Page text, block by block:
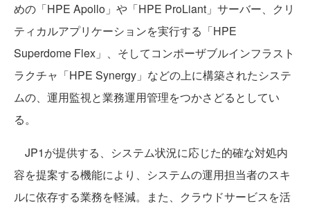
めの「HPE Apollo」や「HPE ProLiant」サーバー、クリ
ティカルアプリケーションを実行する「HPE
Superdome Flex」、そしてコンポーザブルインフラスト
ラクチャ「HPE Synergy」などの上に構築されたシステ
ムの、運用監視と業務運用管理をつかさどるとしてい
る。
JP1が提供する、システム状況に応じた的確な対処内
容を提案する機能により、システムの運用担当者のスキ
ルに依存する業務を軽減。また、クラウドサービスを活